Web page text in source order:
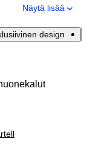
Näytä lisää
design